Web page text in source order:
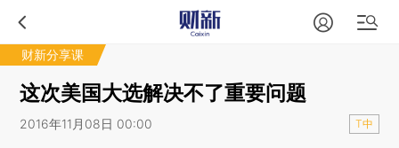
财新分享课
这次美国大选解决不了重要问题
2016年11月08日 00:00 T中